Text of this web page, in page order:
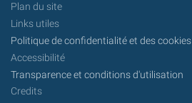
Plan du site
Links utiles
Politique de confidentialité et des cookies
Accessibilité
Transparence et conditions d'utilisation
Credits